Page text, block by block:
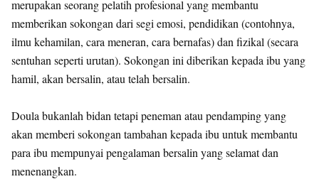
merupakan seorang pelatih profesional yang membantu
memberikan sokongan dari segi emosi, pendidikan (contohnya,
ilmu kehamilan, cara meneran, cara bernafas) dan fizikal (secara
sentuhan seperti urutan). Sokongan ini diberikan kepada ibu yang
hamil, akan bersalin, atau telah bersalin.
Doula bukanlah bidan tetapi peneman atau pendamping yang
akan memberi sokongan tambahan kepada ibu untuk membantu
para ibu mempunyai pengalaman bersalin yang selamat dan
menenangkan.